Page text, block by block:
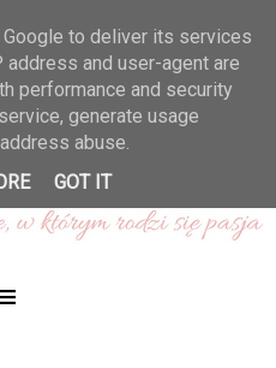
to deliver its services
address and user-agent are
performance and security
generate usage
abuse.
GOT IT